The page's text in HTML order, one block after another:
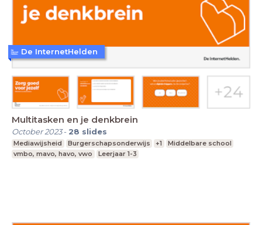
Multitasken en je denkbrein
October 2023- 28 slides
Mediawijsheid Burgerschapsonderwijs +1
Middelbare school
vmbo, mavo, havo, vwo
Leerjaar 1-3
De InternetHelden